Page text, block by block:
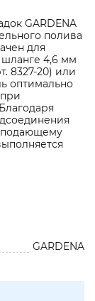
GARDENA
полива
для
4,6 мм
8327-20) или
оптимально
подающему
GARDENA